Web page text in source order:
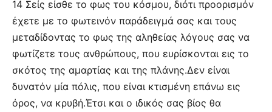
14 Σείς είσθε το φως του κόσμου, διότι προορισμόν
έχετε με το φωτεινόν παράδειγμά σας και τους
μεταδίδοντας το φως της αληθείας λόγους σας να
φωτίζετε τους ανθρώπους, που ευρίσκονται εις το
σκότος της αμαρτίας και της πλάνης.Δεν είναι
δυνατόν μία πόλις, που είναι κτισμένη επάνω εις
όρος, να κρυβή.Έτσι και ο ιδικός σας βίος θα